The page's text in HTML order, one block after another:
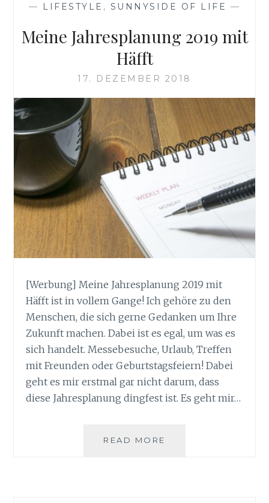
— LIFESTYLE , SUNNYSIDE OF LIFE —
Meine Jahresplanung 2019 mit
Häfft
17. DEZEMBER 2018
[Werbung] Meine Jahresplanung 2019 mit
Häfft ist in vollem Gange! Ich gehöre zu den
Menschen, die sich gerne Gedanken um Ihre
Zukunft machen. Dabei ist es egal, um was es
sich handelt. Messebesuche, Urlaub, Treffen
mit Freunden oder Geburtstagsfeiern! Dabei
geht es mir erstmal gar nicht darum, dass
diese Jahresplanung dingfest ist. Es geht mir…
READ MORE